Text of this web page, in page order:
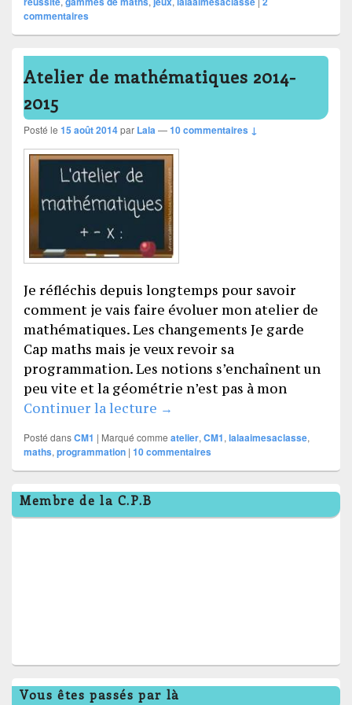
commentaires
Atelier de mathématiques 2014-
2015
Posté le 15 août 2014par Lala—10 commentaires ↓
Je réfléchis depuis longtemps pour savoir
comment je vais faire évoluer mon atelier de
mathématiques. Les changements Je garde
Cap maths mais je veux revoir sa
programmation. Les notions s’enchaînent un
peu vite et la géométrie n’est pas à mon
Continuer la lecture Atelier de mathématiques
→
Posté dansCM1 | Marqué comme atelier, CM1, lalaaimesaclasse,
maths, programmation | 10commentaires
Zone
principale
de
Membre de la C.P.B
Vous êtes passés par là